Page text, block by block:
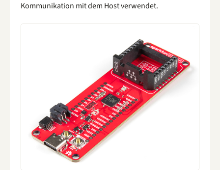
Kommunikation mit dem Host verwendet.